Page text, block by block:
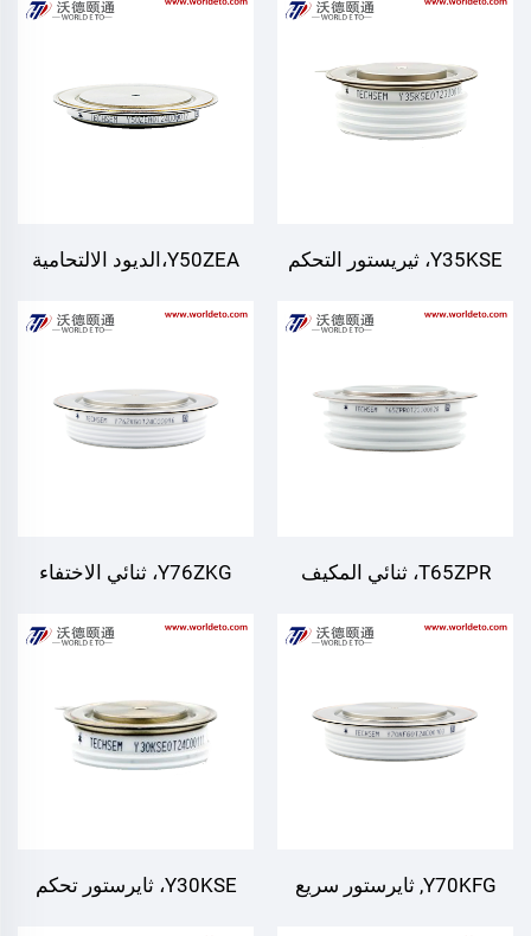
Y35KSE، ثيريستور التحكم
Y50ZEA،الديود الالتحامية
T65ZPR، ثنائي المكيف
Y76ZKG، ثنائي الاختفاء
Y70KFG, ثايرستور سريع
Y30KSE، ثايرستور تحكم